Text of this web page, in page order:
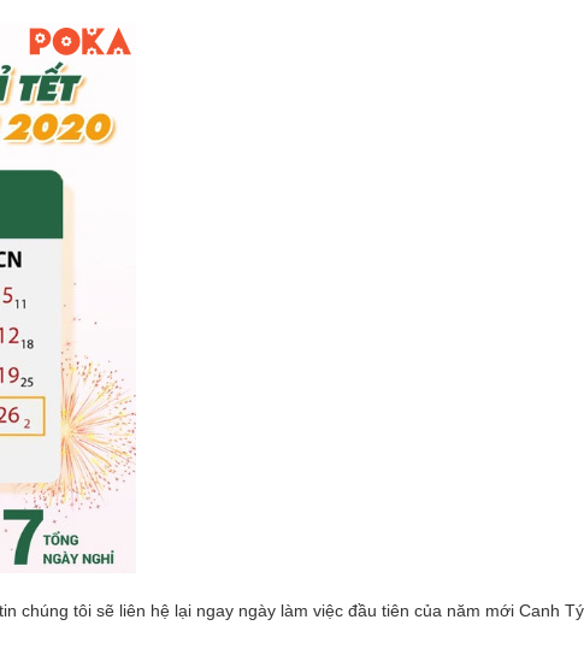
chúng tôi sẽ liên hệ lại ngay ngày làm việc đầu tiên của năm mới Canh